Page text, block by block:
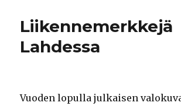
Liikennemerkkejä
Lahdessa
Vuoden lopulla julkaisen